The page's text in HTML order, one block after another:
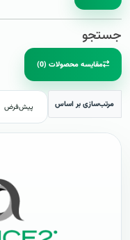
جستجو
مقایسه محصولات (0)
مرتب‌سازی بر اساس